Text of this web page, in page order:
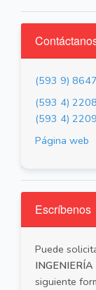
(593 9)
(593 4)
(593 4)
Página web
Escríbenos
Puede
siguiente